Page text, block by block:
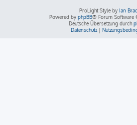
ProLight Style by Ian
Powered by phpBB® Forum Software
Deutsche Übersetzung durch
Datenschutz |